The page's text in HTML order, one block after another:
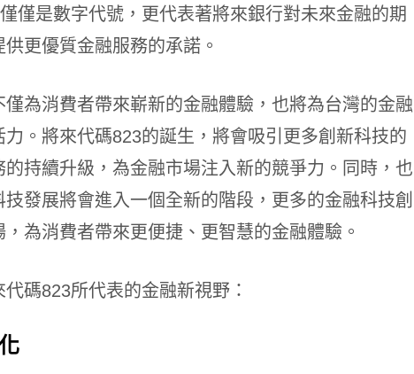
僅是數字代號，更代表著將來銀行對未來金融的期
更優質金融服務的承諾。
為消費者帶來嶄新的金融體驗，也將為台灣的金融
。將來代碼823的誕生，將會吸引更多創新科技的
持續升級，為金融市場注入新的競爭力。同時，也
發展將會進入一個全新的階段，更多的金融科技創
為消費者帶來更便捷、更智慧的金融體驗。
碼823所代表的金融新視野：